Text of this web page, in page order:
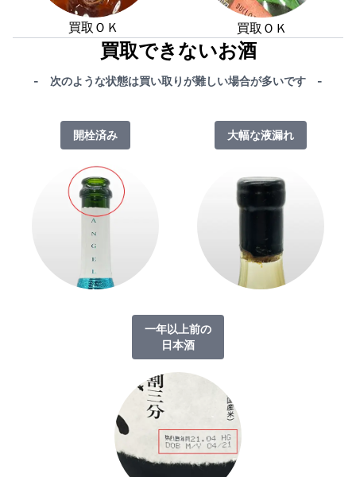
買取ＯＫ 買取ＯＫ
買取できないお酒
- 次のような状態は買い取りが難しい場合が多いです -
開栓済み 大幅な液漏れ
一年以上前の
日本酒